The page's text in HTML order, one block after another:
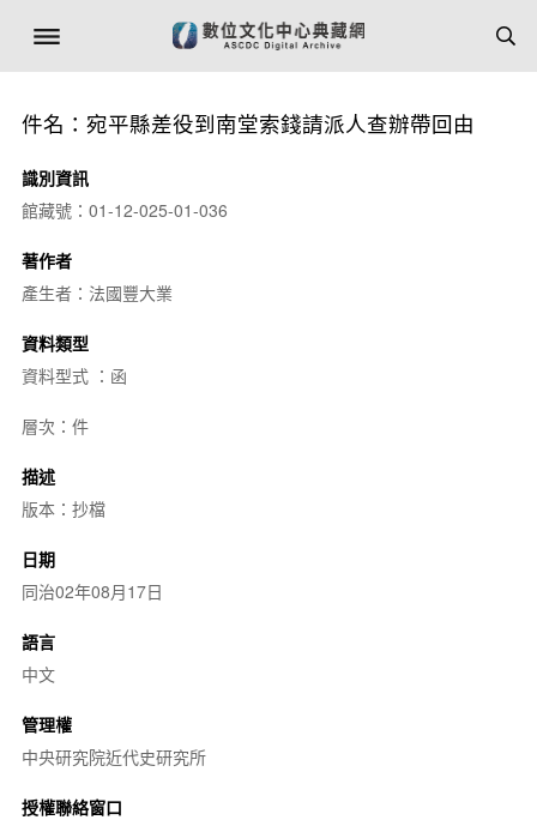
件名：宛平縣差役到南堂索錢請派人查辦帶回由
識別資訊
館藏號：01-12-025-01-036
著作者
產生者：法國豐大業
資料類型
資料型式 ：函
層次：件
描述
版本：抄檔
日期
同治02年08月17日
語言
中文
管理權
中央研究院近代史研究所
授權聯絡窗口